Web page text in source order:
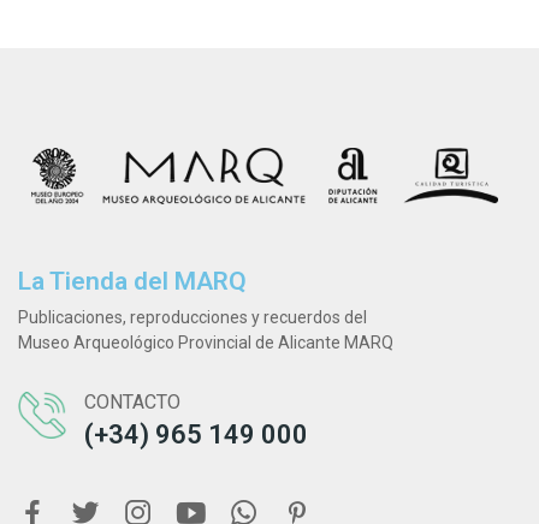
La Tienda del MARQ
Publicaciones, reproducciones y recuerdos del
Museo Arqueológico Provincial de Alicante MARQ
CONTACTO
(+34) 965 149 000